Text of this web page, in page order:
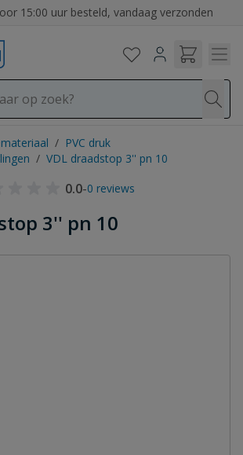
15:00 uur besteld, vandaag verzonden
/ PVC druk
/ VDL draadstop 3'' pn 10
0.0-0 reviews
3'' pn 10